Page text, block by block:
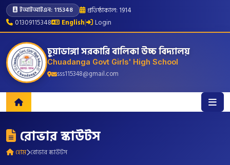
ইআইআইএন: 115348
প্রতিষ্ঠাকাল: 1914
01309115348
English| Login
চুয়াডাঙ্গা সরকারি বালিকা উচ্চ বিদ্যালয়
Chuadanga Govt Girls' High School
sss115348@gmail.com
রোভার স্কাউটস
হোম রোভার স্কাউটস